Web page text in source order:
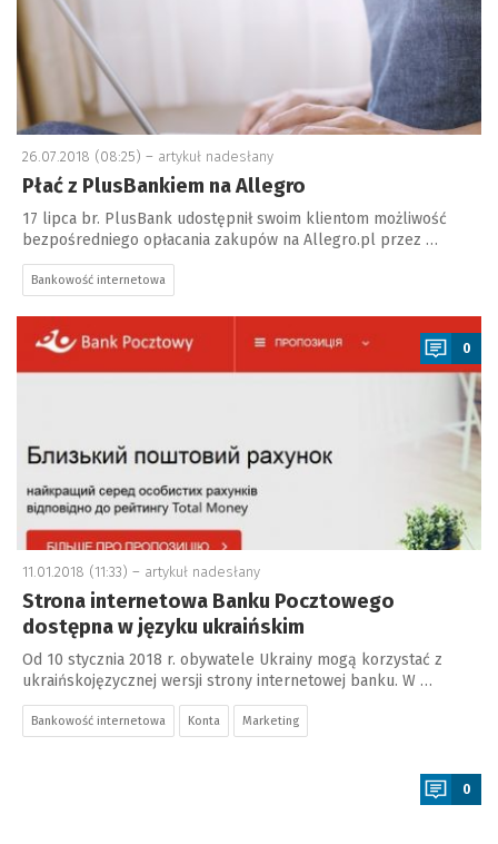
26.07.2018 (08:25) – artykuł nadesłany
Płać z PlusBankiem na Allegro
17 lipca br. PlusBank udostępnił swoim klientom możliwość
bezpośredniego opłacania zakupów na Allegro.pl przez …
Bankowość internetowa
a
0
11.01.2018 (11:33) – artykuł nadesłany
Strona internetowa Banku Pocztowego
dostępna w języku ukraińskim
Od 10 stycznia 2018 r. obywatele Ukrainy mogą korzystać z
ukraińskojęzycznej wersji strony internetowej banku. W …
Bankowość internetowa Konta Marketing
0